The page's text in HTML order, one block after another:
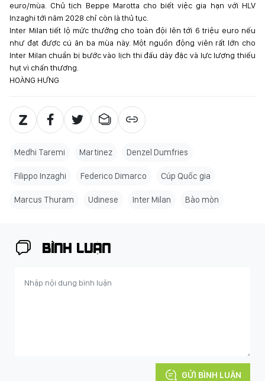
euro/mùa. Chủ tịch Beppe Marotta cho biết việc gia hạn với HLV
Inzaghi tới năm 2028 chỉ còn là thủ tục.
Inter Milan tiết lộ mức thưởng cho toàn đội lên tới 6 triệu euro nếu
như đạt được cú ăn ba mùa này. Một nguồn động viên rất lớn cho
Inter Milan chuẩn bị bước vào lịch thi đấu dày đặc và lực lượng thiếu
hụt vì chấn thương.
HOÀNG HƯNG
Medhi Taremi Martinez Denzel Dumfries
Filippo Inzaghi Federico Dimarco Cúp Quốc gia
Marcus Thuram Udinese Inter Milan Bào mòn
BÌNH LUẬN
GỬI BÌNH LUẬN